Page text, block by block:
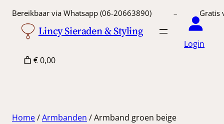
GaBereikbaar via Whatsapp (06-20663890) –
Lincy Sieraden & Styling
Login
€ 0,00
Home/Armbanden / Armband groen beige